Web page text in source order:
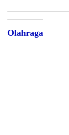
Olahraga